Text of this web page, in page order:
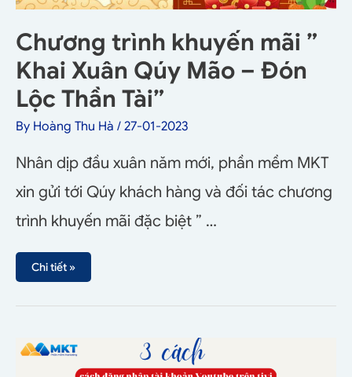
Chương trình khuyến mãi ”
Khai Xuân Qúy Mão – Đón
Lộc Thần Tài”
By Hoàng Thu Hà / 27-01-2023
Nhân dịp đầu xuân năm mới, phần mềm MKT
xin gửi tới Qúy khách hàng và đối tác chương
trình khuyến mãi đặc biệt ” …
Chi tiết »